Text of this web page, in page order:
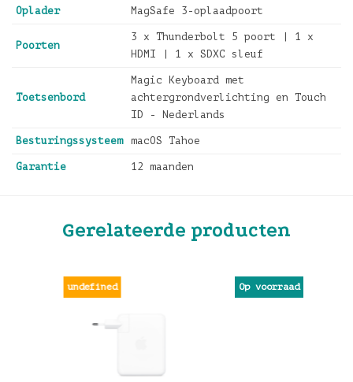
Oplader MagSafe 3-oplaadpoort
Poorten
3 x Thunderbolt 5 poort | 1 x
HDMI | 1 x SDXC sleuf
Toetsenbord
Magic Keyboard met
achtergrondverlichting en Touch
ID - Nederlands
Besturingssysteem macOS Tahoe
Garantie 12 maanden
Gerelateerde producten
undefined Op voorraad